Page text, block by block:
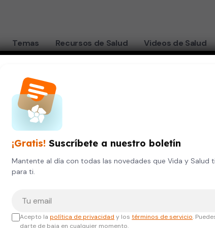
Temas Recursos de Salud Videos de Salud
el deporte
¡Gratis! Suscríbete a nuestro boletín
Mantente al día con todas las novedades que Vida y Salud
para ti.
Acepto lapolítica de privacidad y lostérminos de servicio.
darte de baja en cualquier momento.